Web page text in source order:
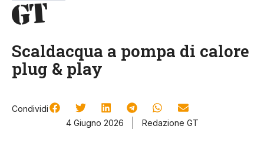
Scaldacqua a pompa di calore
plug & play
Condividi
4 Giugno 2026
Redazione GT